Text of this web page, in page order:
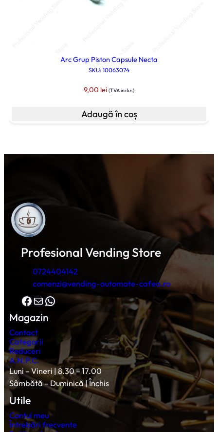
Arc Grup Piston Capsule Necta
SKU: 10063074
9,00 lei (TVA inclus)
Adaugă în coș
Profesional Vending Store
0724404142
comenzi@vending-automate-cafea.ro
Facebook Mail WhatsApp
Magazin
Contact
Categorii
Reduceri
A.N.P.C.
Luni – Vineri | 8.30 – 17.00
Sâmbătă – Duminică | Închis
Utile
Contul meu
Întrebări frecvente